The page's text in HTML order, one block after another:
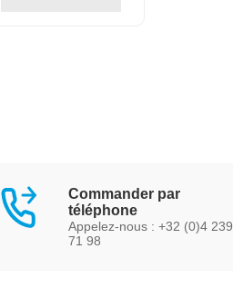
Commander par
téléphone
Appelez-nous : +32 (0)4 239
71 98